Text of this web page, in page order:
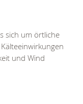
sich um örtliche
und Wind